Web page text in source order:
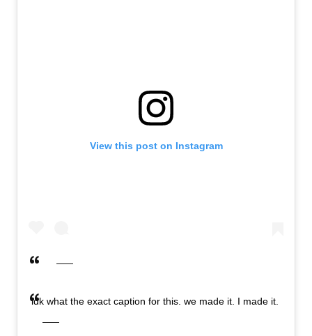
View this post on Instagram
idk what the exact caption for this. we made it. I made it.